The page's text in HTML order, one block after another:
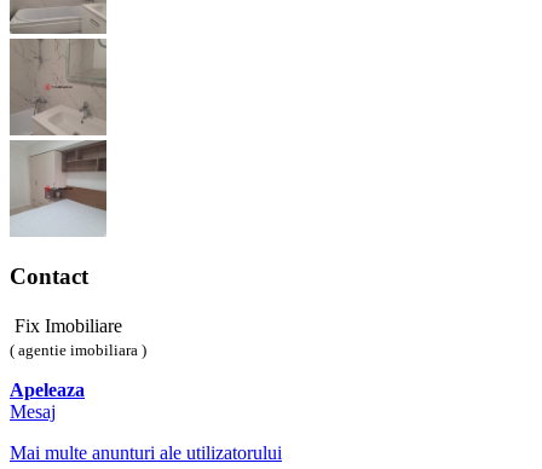
Contact
Fix Imobiliare
( agentie imobiliara )
Apeleaza
Mesaj
Mai multe anunturi ale utilizatorului